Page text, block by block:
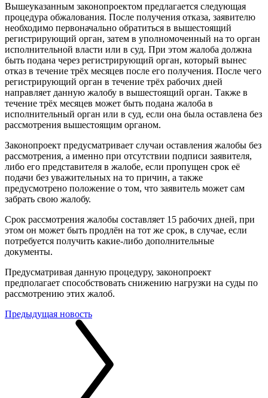
Вышеуказанным законопроектом предлагается следующая
процедура обжалования. После получения отказа, заявителю
необходимо первоначально обратиться в вышестоящий
регистрирующий орган, затем в уполномоченный на то орган
исполнительной власти или в суд. При этом жалоба должна
быть подана через регистрирующий орган, который вынес
отказ в течение трёх месяцев после его получения. После чего
регистрирующий орган в течение трёх рабочих дней
направляет данную жалобу в вышестоящий орган. Также в
течение трёх месяцев может быть подана жалоба в
исполнительный орган или в суд, если она была оставлена без
рассмотрения вышестоящим органом.
Законопроект предусматривает случаи оставления жалобы без
рассмотрения, а именно при отсутствии подписи заявителя,
либо его представителя в жалобе, если пропущен срок её
подачи без уважительных на то причин, а также
предусмотрено положение о том, что заявитель может сам
забрать свою жалобу.
Срок рассмотрения жалобы составляет 15 рабочих дней, при
этом он может быть продлён на тот же срок, в случае, если
потребуется получить какие-либо дополнительные
документы.
Предусматривая данную процедуру, законопроект
предполагает способствовать снижению нагрузки на суды по
рассмотрению этих жалоб.
Предыдущая новость